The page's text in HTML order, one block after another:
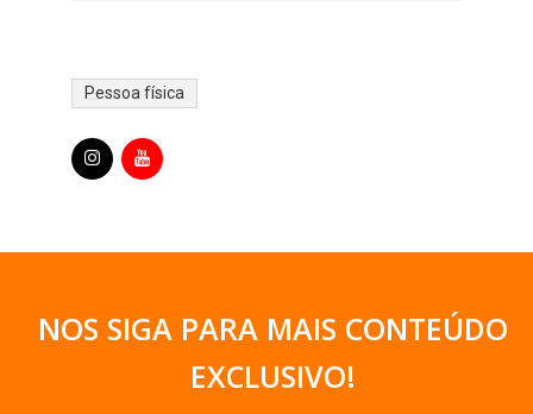
Pessoa física
NOS SIGA PARA MAIS CONTEÚDO
EXCLUSIVO!